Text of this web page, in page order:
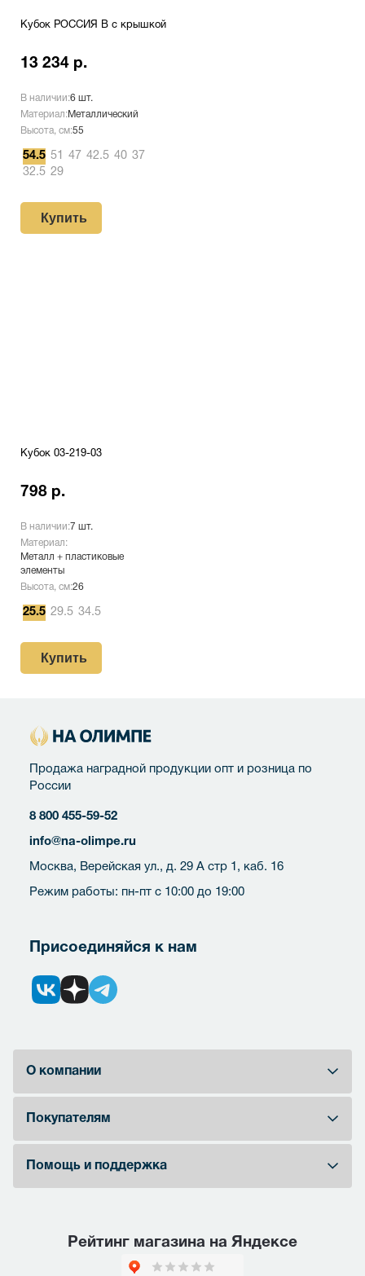
Кубок РОССИЯ B с крышкой
13 234 р.
В наличии:6 шт.
Материал:Металлический
Высота, см:55
54.5 51 47 42.5 40 37
32.5 29
Купить
Кубок 03-219-03
798 р.
В наличии:7 шт.
Материал:
Металл + пластиковые
элементы
Высота, см:26
25.5 29.5 34.5
Купить
Продажа наградной продукции опт и розница по
России
8 800 455-59-52
info@na-olimpe.ru
Москва, Верейская ул., д. 29 А стр 1, каб. 16
Режим работы: пн-пт с 10:00 до 19:00
Присоединяйся к нам
О компании
Покупателям
Помощь и поддержка
Рейтинг магазина на Яндексе